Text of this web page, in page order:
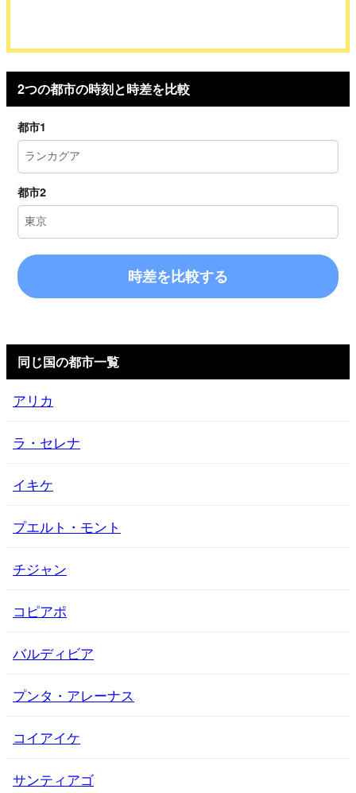
2つの都市の時刻と時差を比較
都市1
都市2
時差を比較する
同じ国の都市一覧
アリカ
ラ・セレナ
イキケ
プエルト・モント
チジャン
コピアポ
バルディビア
プンタ・アレーナス
コイアイケ
サンティアゴ